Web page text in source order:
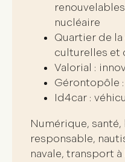
nucléaire
Quartier de
culturelles et
Valorial :
Gérontopôle
Id4car :
Numérique,
responsable,
navale, transport à